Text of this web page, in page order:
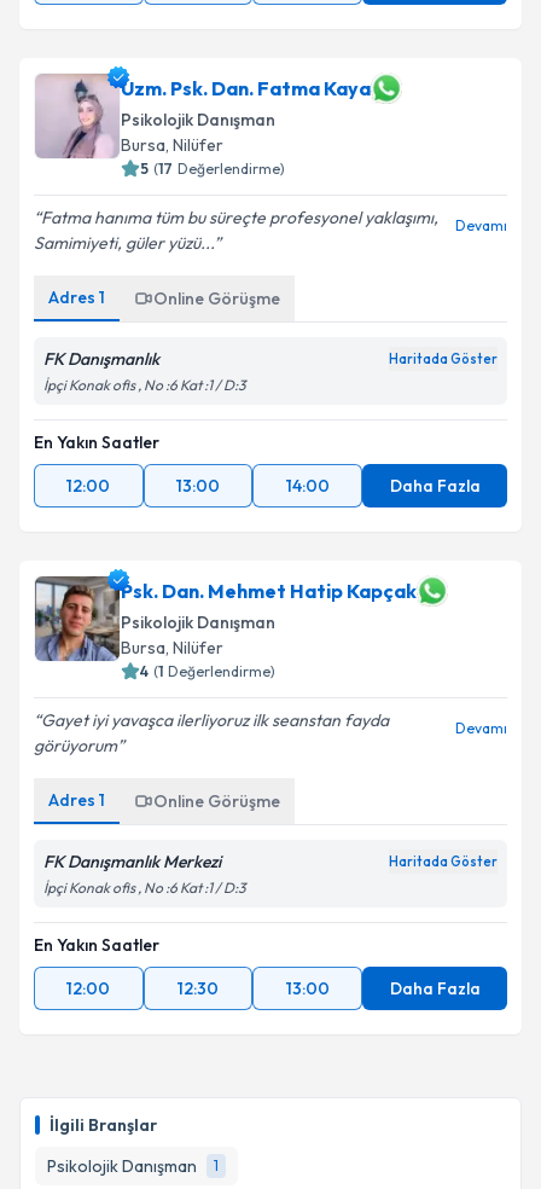
İlgili Branşlar
Psikolojik Danışman
1
Uzm. Psk. Dan. Fatma Kaya
Psikolojik Danışman
Bursa, Nilüfer
5 (17 Değerlendirme)
Fatma hanıma tüm bu süreçte profesyonel yaklaşımı,
Samimiyeti, güler yüzü...
Devamı
Adres 1 Online Görüşme
FK Danışmanlık Haritada Göster
İpçi Konak ofis , No :6 Kat :1 / D:3
En Yakın Saatler
12:00
13:00 14:00 Daha Fazla
Psk. Dan. Mehmet Hatip Kapçak
Psikolojik Danışman
Bursa, Nilüfer
4 (1 Değerlendirme)
Gayet iyi yavaşca ilerliyoruz ilk seanstan fayda
görüyorum
Devamı
Adres 1 Online Görüşme
FK Danışmanlık Merkezi Haritada Göster
İpçi Konak ofis , No :6 Kat :1 / D:3
En Yakın Saatler
12:00
12:30 13:00 Daha Fazla